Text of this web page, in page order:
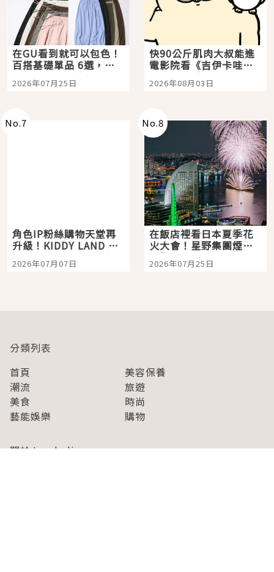
在GU看到就可以包色！
百搭基礎單品 6選，閉
眼全收也不心疼
2026年07月25日
快90公斤肌肉大叔能進
電影院看《吉伊卡哇》
嗎？日本重金屬樂團
「打首」會長與nagano
2026年08月03日
No.7
角色IP粉絲購物天堂再
升級！KIDDY LAND 原
宿店吉伊卡哇迎客，新
開幕 OMOKADO 店3分
2026年07月07日
No.8
在飯店裡看日本夏季花
火大會！星野集團煙火
景觀飯店6選，讓你不用
人擠人悠閒欣賞
2026年07月25日
分類列表
首頁
美容保養
潮流
旅遊
美食
時尚
藝能娛樂
購物
關於Japaholic